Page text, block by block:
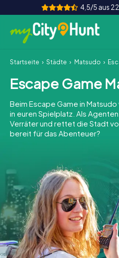
4,5/5 aus
So funktioniert's
Städte
Touren
Teamevent
INT AT
ES
FR
IT
NL
Tickets
Startseite Städte Matsudo
Escape Game
Beim Escape Game in
in euren Spielplatz. Als
Verräter und rettet die Stadt
bereit für das Abenteuer?